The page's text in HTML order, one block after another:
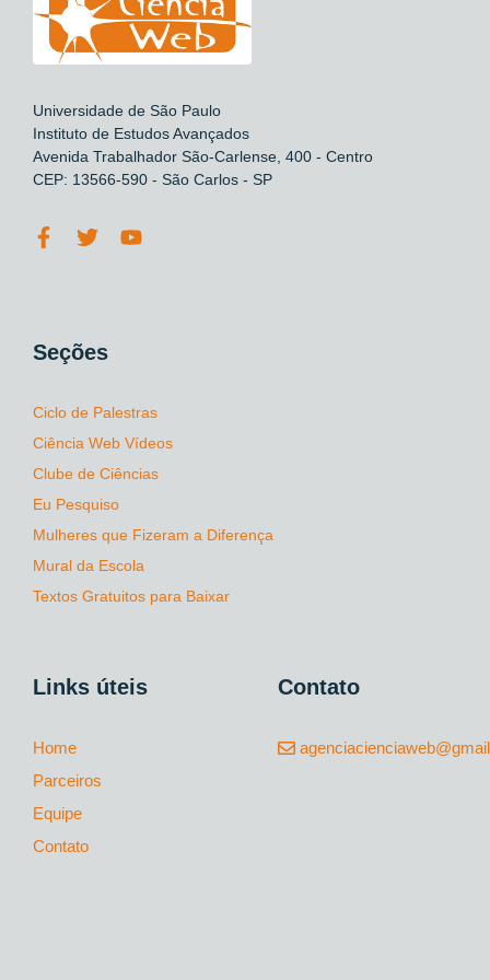
Universidade de São Paulo
Instituto de Estudos Avançados
Avenida Trabalhador São-Carlense, 400 - Centro
CEP: 13566-590 - São Carlos - SP
Seções
Ciclo de Palestras
Ciência Web Vídeos
Clube de Ciências
Eu Pesquiso
Mulheres que Fizeram a Diferença
Mural da Escola
Textos Gratuitos para Baixar
Links úteis
Home
Parceiros
Equipe
Contato
Contato